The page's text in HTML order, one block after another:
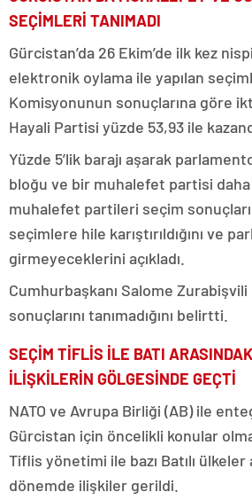
SEÇİMLERİ TANIMADI
Gürcistan’da 26 Ekim’de ilk kez
elektronik oylama ile yapılan
Komisyonunun sonuçlarına göre
Hayali Partisi yüzde 53,93 ile
Yüzde 5’lik barajı aşarak
bloğu ve bir muhalefet partisi
muhalefet partileri seçim
seçimlere hile karıştırıldığını ve
girmeyeceklerini açıkladı.
Cumhurbaşkanı Salome
sonuçlarını tanımadığını belirtti.
SEÇİM TİFLİS İLE BATI
İLİŞKİLERİN GÖLGESİNDE GEÇTİ
NATO ve Avrupa Birliği (AB) ile
Gürcistan için öncelikli konular
Tiflis yönetimi ile bazı Batılı ülkeler
dönemde ilişkiler gerildi.